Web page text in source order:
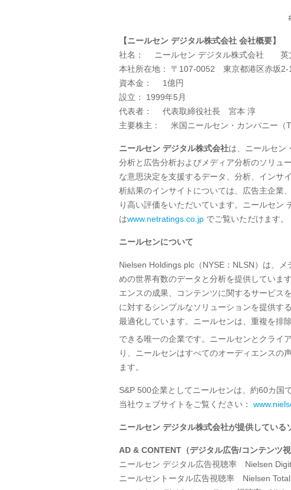
【ニールセン デジタル株式会社 会社概要】
社名：
ニールセン デジタル株式会社 英
本社所在地：
〒 107-0052 東京都港区赤坂2-
資本金：
1億円
設立：
1999年5 月
代表者：
代表取締役社長 宮本 淳
主要株主：
米国ニールセン・カンパニー（
ニールセン デジタル株式会社は、ニールセン
分析と広告分析およびメディア分析のソリュ
な意思決定を支援するデータ、分析、インサ
析結果のインサイトについては、広告主企業
り高い評価をいただいています。ニールセン
はwww.netratings.co.jp でご覧いただけます。
ニールセンについて
Nielsen Holdings plc（ NYSE ： NLSN ）は、メ
めの世界有数のデータと分析を提供していま
エンスの成果、コンテンツに関するサービス
に対するシンプルなソリューションを提供す
最適化しています。ニールセンは、重複を排
できる唯一の企業です。ニールセンとクライ
り、ニールセンはすべてのオーディエンスの
ます。
S&P 500企業としてニールセンは、約60カ国
当社ウェブサイトをご覧ください：
ニールセン デジタル株式会社が提供している
AD & CONTENT （デジタル広告/コンテンツ視
ニールセン デジタル広告視聴率 Nielsen
ニールセントータル広告視聴率 Nielsen